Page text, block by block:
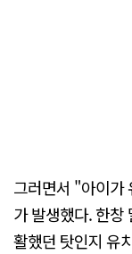
그러면서 "아이가
가 발생했다. 한창
활했던 탓인지 유